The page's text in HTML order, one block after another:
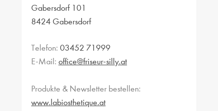
Gabersdorf 101
8424 Gabersdorf
Telefon: 03452 71999
E-Mail: office@friseur-silly.at
Produkte & Newsletter bestellen:
www.labiosthetique.at